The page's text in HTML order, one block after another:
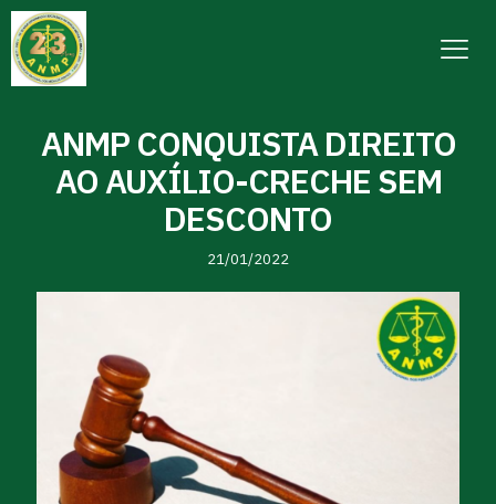
ANMP CONQUISTA DIREITO
AO AUXÍLIO-CRECHE SEM
DESCONTO
21/01/2022